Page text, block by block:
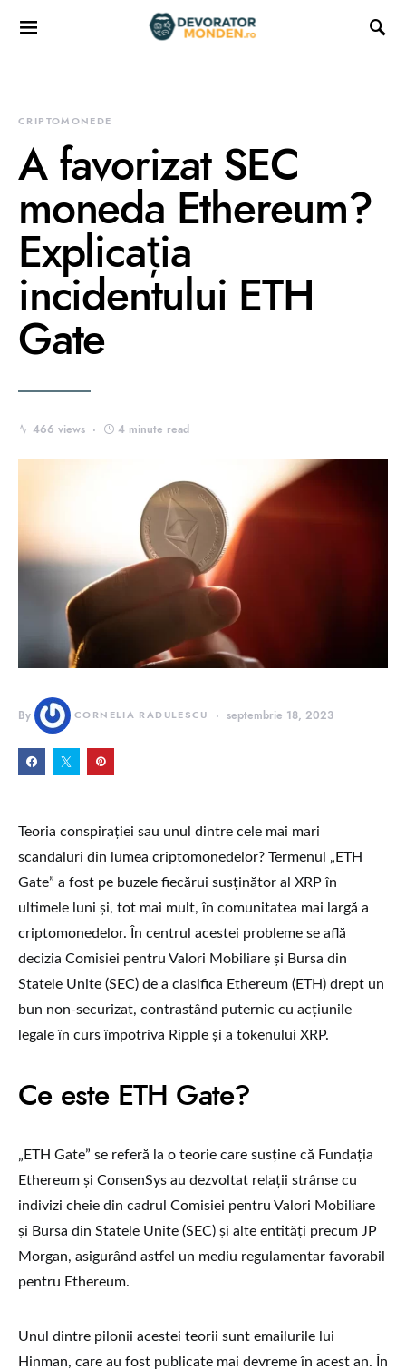
CRIPTOMONEDE
A favorizat SEC
moneda Ethereum?
Explicația
incidentului ETH
Gate
466 views 4 minute read
By CORNELIA RADULESCU septembrie 18, 2023
Teoria conspirației sau unul dintre cele mai mari
scandaluri din lumea criptomonedelor? Termenul „ETH
Gate” a fost pe buzele fiecărui susținător al XRP în
ultimele luni și, tot mai mult, în comunitatea mai largă a
criptomonedelor. În centrul acestei probleme se află
decizia Comisiei pentru Valori Mobiliare și Bursa din
Statele Unite (SEC) de a clasifica Ethereum (ETH) drept un
bun non-securizat, contrastând puternic cu acțiunile
legale în curs împotriva Ripple și a tokenului XRP.
Ce este ETH Gate?
„ETH Gate” se referă la o teorie care susține că Fundația
Ethereum și ConsenSys au dezvoltat relații strânse cu
indivizi cheie din cadrul Comisiei pentru Valori Mobiliare
și Bursa din Statele Unite (SEC) și alte entități precum JP
Morgan, asigurând astfel un mediu regulamentar favorabil
pentru Ethereum.
Unul dintre pilonii acestei teorii sunt emailurile lui
Hinman, care au fost publicate mai devreme în acest an. În